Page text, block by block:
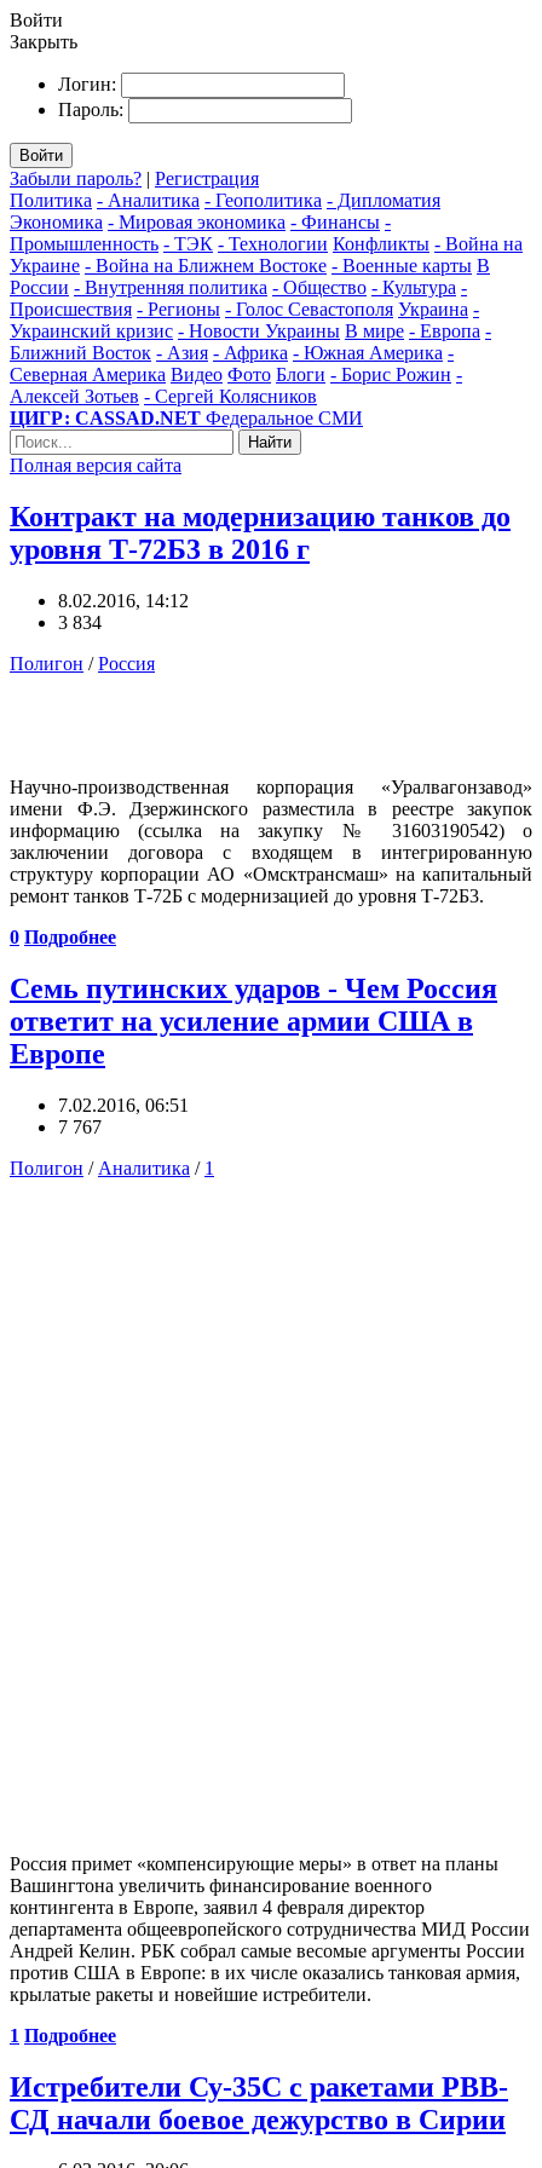
Войти
Закрыть
Логин:
Пароль:
Войти
Забыли пароль? | Регистрация
Политика - Аналитика - Геополитика - Дипломатия
Экономика - Мировая экономика - Финансы -
Промышленность - ТЭК - Технологии Конфликты - Война на
Украине - Война на Ближнем Востоке - Военные карты В
России - Внутренняя политика - Общество - Культура -
Происшествия - Регионы - Голос Севастополя Украина -
Украинский кризис - Новости Украины В мире - Европа -
Ближний Восток - Азия - Африка - Южная Америка -
Северная Америка Видео Фото Блоги - Борис Рожин -
Алексей Зотьев - Сергей Колясников
ЦИГР: CASSAD.NET Федеральное СМИ
Найти
Полная версия сайта
Контракт на модернизацию танков до
уровня Т-72Б3 в 2016 г
8.02.2016, 14:12
3 834
Полигон /Россия
Научно-производственная корпорация «Уралвагонзавод»
имени Ф.Э. Дзержинского разместила в реестре закупок
информацию (ссылка на закупку № 31603190542) о
заключении договора с входящем в интегрированную
структуру корпорации АО «Омсктрансмаш» на капитальный
ремонт танков Т-72Б с модернизацией до уровня Т-72Б3.
0 Подробнее
Семь путинских ударов - Чем Россия
ответит на усиление армии США в
Европе
7.02.2016, 06:51
7 767
Полигон / Аналитика / 1
Россия примет «компенсирующие меры» в ответ на планы
Вашингтона увеличить финансирование военного
контингента в Европе, заявил 4 февраля директор
департамента общеевропейского сотрудничества МИД России
Андрей Келин. РБК собрал самые весомые аргументы России
против США в Европе: в их числе оказались танковая армия,
крылатые ракеты и новейшие истребители.
1 Подробнее
Истребители Су-35С с ракетами РВВ-
СД начали боевое дежурство в Сирии